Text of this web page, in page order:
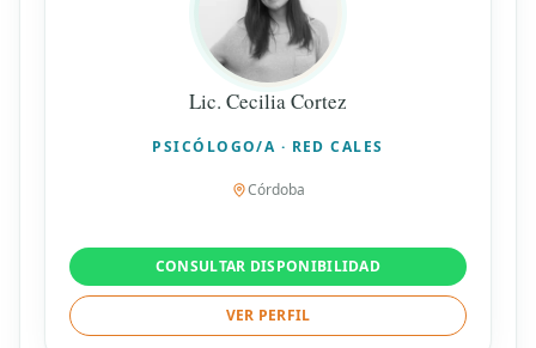
Lic. Cecilia Cortez
PSICÓLOGO/A · RED CALES
Córdoba
CONSULTAR DISPONIBILIDAD
VER PERFIL